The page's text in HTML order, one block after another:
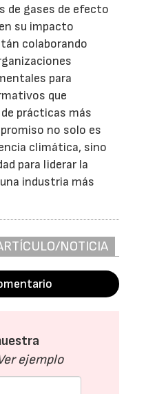
de gases de efecto
su impacto
colaborando
para
que
prácticas más
no solo es
climática, sino
para liderar la
industria más
NOTICIA
ejemplo